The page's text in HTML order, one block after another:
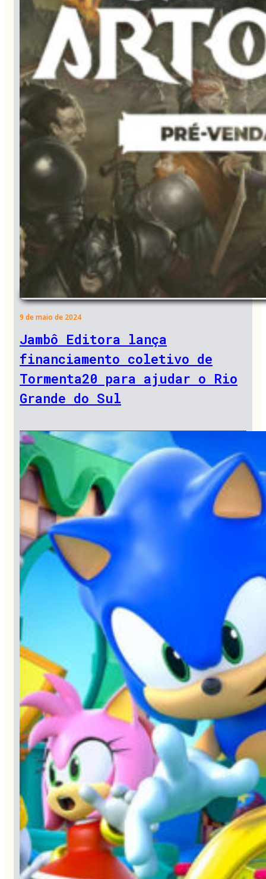
9 de maio de 2024
Jambô Editora lança
financiamento coletivo de
Tormenta20 para ajudar o Rio
Grande do Sul